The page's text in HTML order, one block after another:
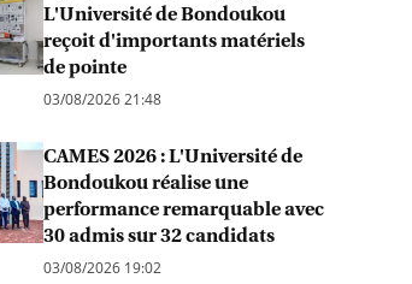
L'Université de Bondoukou
reçoit d'importants matériels
de pointe
03/08/2026 21:48
CAMES 2026 : L'Université de
Bondoukou réalise une
performance remarquable avec
30 admis sur 32 candidats
03/08/2026 19:02